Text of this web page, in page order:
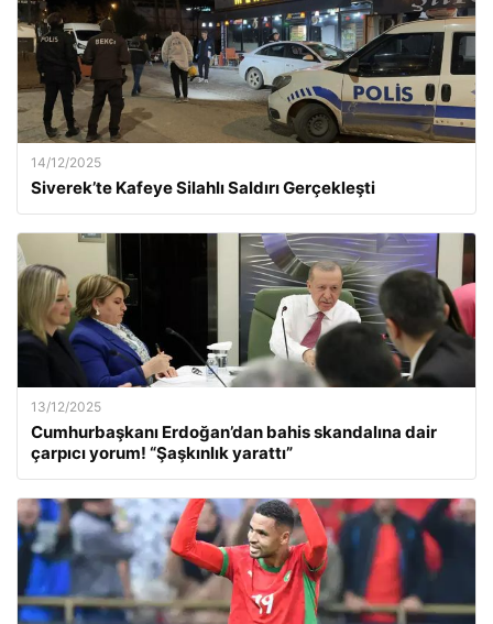
14/12/2025
Siverek’te Kafeye Silahlı Saldırı Gerçekleşti
13/12/2025
Cumhurbaşkanı Erdoğan’dan bahis skandalına dair
çarpıcı yorum! “Şaşkınlık yarattı”